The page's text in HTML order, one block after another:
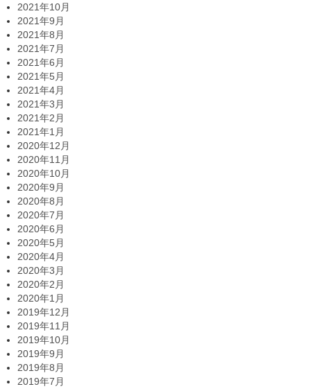
2021年10月
2021年9月
2021年8月
2021年7月
2021年6月
2021年5月
2021年4月
2021年3月
2021年2月
2021年1月
2020年12月
2020年11月
2020年10月
2020年9月
2020年8月
2020年7月
2020年6月
2020年5月
2020年4月
2020年3月
2020年2月
2020年1月
2019年12月
2019年11月
2019年10月
2019年9月
2019年8月
2019年7月